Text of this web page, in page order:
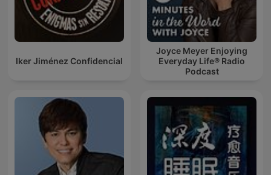
Iker Jiménez Confidencial
Joyce Meyer Enjoying
Everyday Life® Radio
Podcast